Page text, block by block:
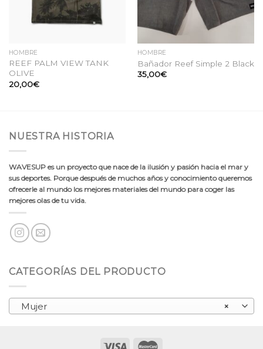
HOMBRE
REEF PALM VIEW TANK
OLIVE
20,00€
HOMBRE
Bañador Reef Simple 2 Black
35,00€
NUESTRA HISTORIA
WAVESUP es un proyecto que nace de la ilusión y pasión hacia el mar y
sus deportes. Porque después de muchos años y conocimiento queremos
ofrecerle al mundo los mejores materiales del mundo para coger las
mejores olas de tu vida.
CATEGORÍAS DEL PRODUCTO
×
Mujer